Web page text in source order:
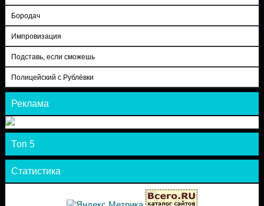
Бородач
Импровизация
Подставь, если сможешь
Полицейский с Рублёвки
Реклама
Топ 5
Статистика